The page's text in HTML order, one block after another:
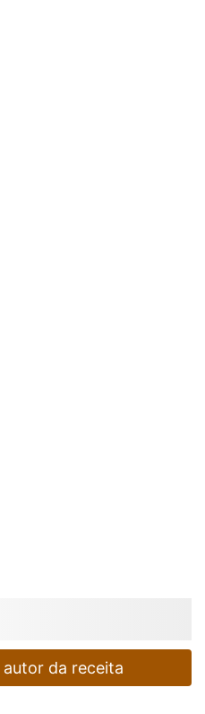
da receita